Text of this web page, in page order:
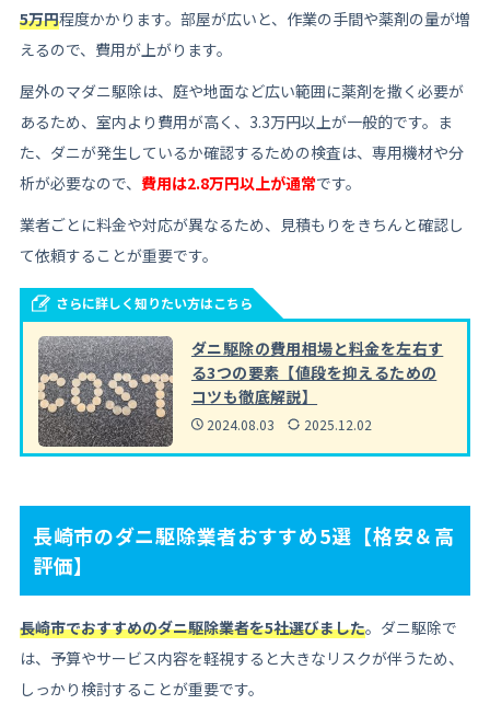
5万円程度かかります。部屋が広いと、作業の手間や薬剤の量が増
えるので、費用が上がります。
屋外のマダニ駆除は、庭や地面など広い範囲に薬剤を撒く必要が
あるため、室内より費用が高く、3.3万円以上が一般的です。ま
た、ダニが発生しているか確認するための検査は、専用機材や分
析が必要なので、 費用は2.8万円以上が通常です。
業者ごとに料金や対応が異なるため、見積もりをきちんと確認し
て依頼することが重要です。
さらに詳しく知りたい方はこちら
ダニ駆除の費用相場と料金を左右す
る3つの要素【値段を抑えるための
コツも徹底解説】
2024.08.03 2025.12.02
長崎市のダニ駆除業者おすすめ5選【格安＆高
評価】
長崎市でおすすめのダニ駆除業者を5社選びました。ダニ駆除で
は、予算やサービス内容を軽視すると大きなリスクが伴うため、
しっかり検討することが重要です。